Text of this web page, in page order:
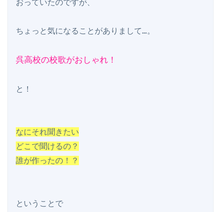
おっていたのですが、
ちょっと気になることがありまして…。
呉高校の校歌がおしゃれ！
と！
なにそれ聞きたい
どこで聞けるの？
誰が作ったの！？